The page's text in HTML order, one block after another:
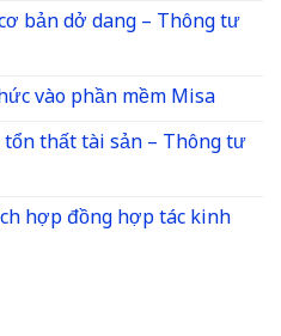
bản dở dang – Thông tư
vào phần mềm Misa
thất tài sản – Thông tư
hợp đồng hợp tác kinh